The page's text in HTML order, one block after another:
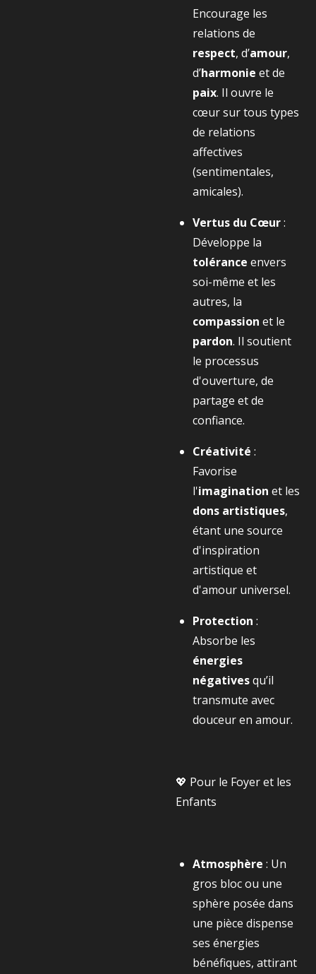
Encourage les
relations de
respect, d’amour,
d’harmonie et de
paix. Il ouvre le
cœur sur tous types
de relations
affectives
(sentimentales,
amicales).
Vertus du Cœur:
Développe la
tolérance envers
soi-même et les
autres, la
compassion et le
pardon. Il soutient
le processus
d'ouverture, de
partage et de
confiance.
Créativité :
Favorise
l'imagination et les
dons artistiques,
étant une source
d'inspiration
artistique et
d'amour universel.
Protection :
Absorbe les
énergies
négativesqu’il
transmute avec
douceur en amour.
💖 Pour le Foyer et les
Enfants
Atmosphère : Un
gros bloc ou une
sphère posée dans
une pièce dispense
ses énergies
bénéfiques, attirant